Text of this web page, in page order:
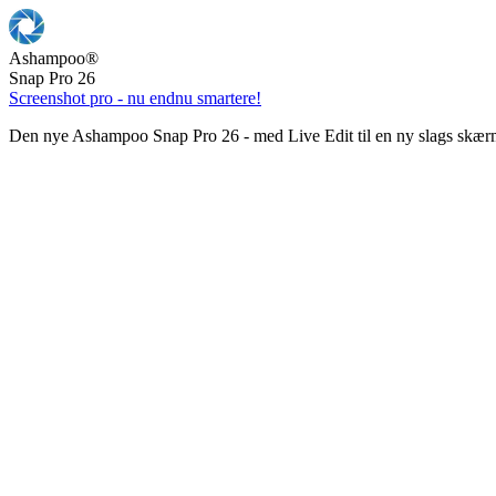
Ashampoo®
Snap Pro 26
Screenshot pro - nu endnu smartere!
Den nye Ashampoo Snap Pro 26 - med Live Edit til en ny slags